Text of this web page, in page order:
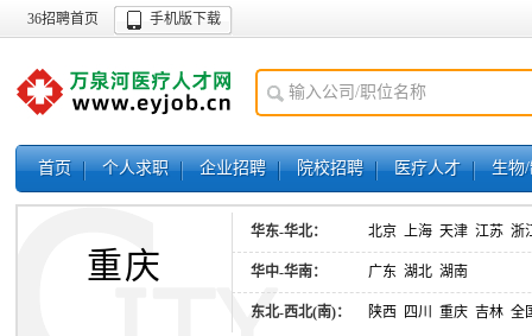
36招聘首页 手机版下载
首页 个人求职 企业招聘 院校招聘 医疗人才 生物
重庆
华东-华北： 北京 上海 天津 江苏 浙
华中-华南： 广东 湖北 湖南
东北-西北(南)： 陕西 四川 重庆 吉林 全